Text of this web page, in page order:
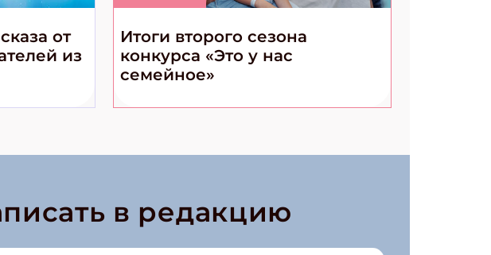
от
из
Итоги второго сезона
конкурса «Это у нас
семейное»
в редакцию